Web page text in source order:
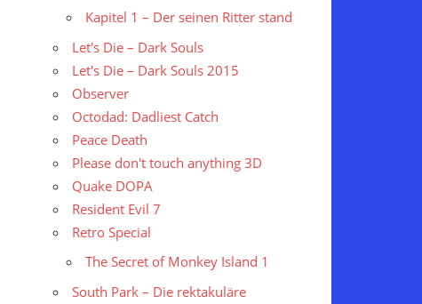
Kapitel 1 – Der seinen Ritter stand
Let's Die – Dark Souls
Let's Die – Dark Souls 2015
Observer
Octodad: Dadliest Catch
Peace Death
Please don't touch anything 3D
Quake DOPA
Resident Evil 7
Retro Special
The Secret of Monkey Island 1
South Park – Die rektakuläre